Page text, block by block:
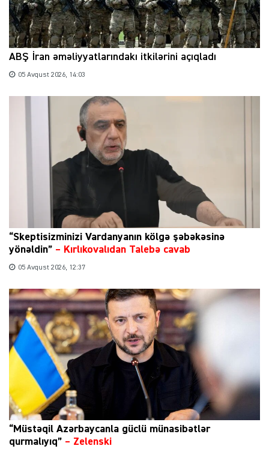
ABŞ İran əməliyyatlarındakı itkilərini açıqladı
05 Avqust 2026, 14:03
“Skeptisizminizi Vardanyanın kölgə şəbəkəsinə
yönəldin” – Kırlıkovalıdan Talebə cavab
05 Avqust 2026, 12:37
“Müstəqil Azərbaycanla güclü münasibətlər
qurmalıyıq” – Zelenski